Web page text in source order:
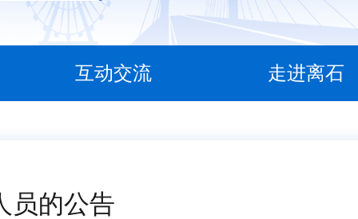
互动交流 走进离石
员的公告